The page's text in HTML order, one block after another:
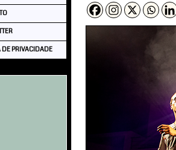
DE PRIVACIDADE